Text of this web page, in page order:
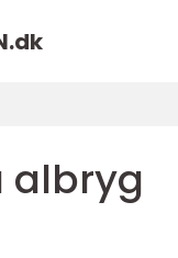
dk
albryg